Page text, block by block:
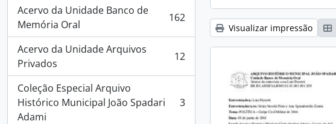
Acervo da Unidade Banco de
Memória Oral
, 162 resultados 162
Acervo da Unidade Arquivos
Privados
, 12 resultados 12
Coleção Especial Arquivo
Histórico Municipal João Spadari
Adami
, 3 resultados 3
Visualizar impressão